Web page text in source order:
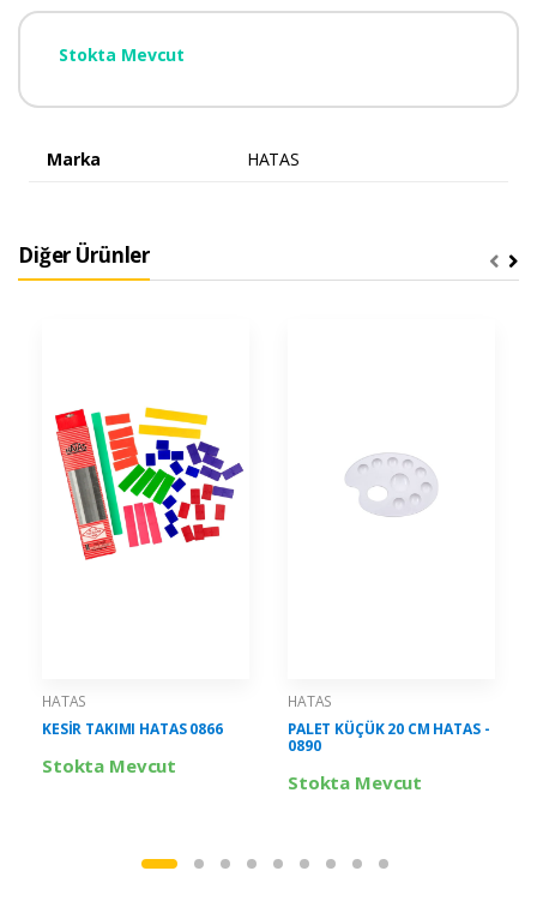
Stokta Mevcut
Marka HATAS
Diğer Ürünler
HATAS
KESİR TAKIMI HATAS 0866
Stokta Mevcut
HATAS
PALET KÜÇÜK 20 CM HATAS -
0890
Stokta Mevcut